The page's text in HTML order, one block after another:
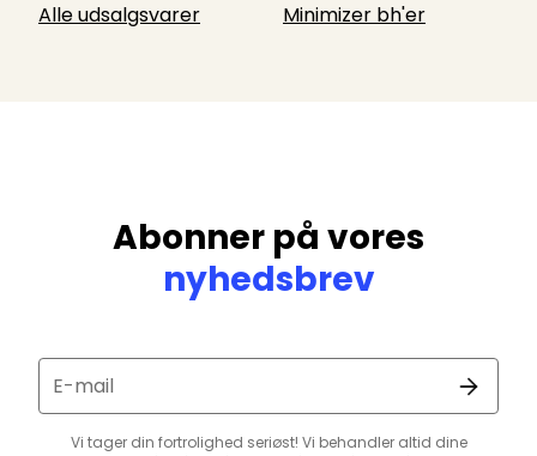
Alle udsalgsvarer
Minimizer bh'er
Abonner på vores
nyhedsbrev
E-mail
Vi tager din fortrolighed seriøst! Vi behandler altid dine